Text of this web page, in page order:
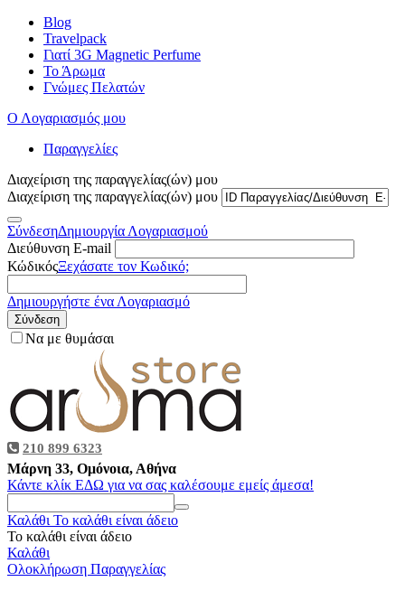
Blog
Travelpack
Γιατί 3G Magnetic Perfume
Το Άρωμα
Γνώμες Πελατών
Ο Λογαριασμός μου
Παραγγελίες
Διαχείριση της παραγγελίας(ών) μου
Διαχείριση της παραγγελίας(ών) μου
ΣύνδεσηΔημιουργία Λογαριασμού
Διεύθυνση E-mail
ΚώδικόςΞεχάσατε τον Κωδικό;
Δημιουργήστε ένα Λογαριασμό
Σύνδεση
Να με θυμάσαι
210 899 6323
Μάρνη 33, Ομόνοια, Αθήνα
Κάντε κλίκ ΕΔΩ για να σας καλέσουμε εμείς άμεσα!
Καλάθι Το καλάθι είναι άδειο
Το καλάθι είναι άδειο
Καλάθι
Ολοκλήρωση Παραγγελίας